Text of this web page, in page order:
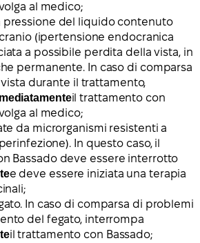
al medico;
pressione del liquido contenuto
(ipertensione endocranica
a possibile perdita della vista, in
permanente. In caso di comparsa
durante il trattamento,
il trattamento con
al medico;
da microrganismi resistenti a
In questo caso, il
Bassado deve essere interrotto
e deve essere iniziata una terapia
In caso di comparsa di problemi
del fegato, interrompa
il trattamento con Bassado;